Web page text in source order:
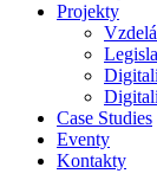
Projekty
Case Studies
Eventy
Kontakty